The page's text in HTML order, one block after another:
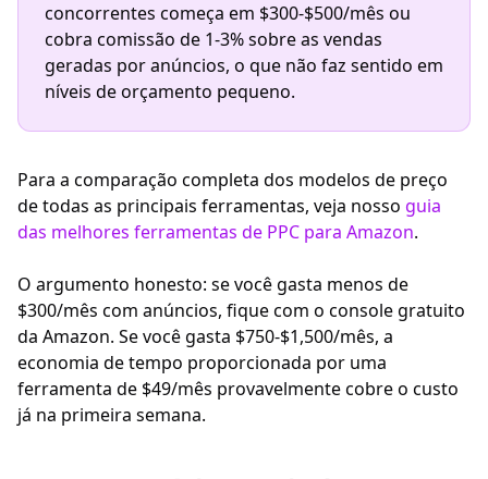
concorrentes começa em $300-$500/mês ou
cobra comissão de 1-3% sobre as vendas
geradas por anúncios, o que não faz sentido em
níveis de orçamento pequeno.
Para a comparação completa dos modelos de preço
de todas as principais ferramentas, veja nosso guia
das melhores ferramentas de PPC para Amazon.
O argumento honesto: se você gasta menos de
$300/mês com anúncios, fique com o console gratuito
da Amazon. Se você gasta $750-$1,500/mês, a
economia de tempo proporcionada por uma
ferramenta de $49/mês provavelmente cobre o custo
já na primeira semana.